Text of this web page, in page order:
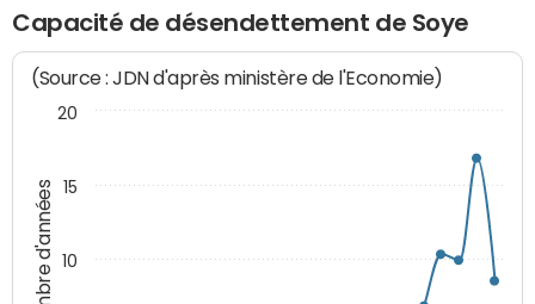
Capacité de désendettement de Soye
Nombre d'années
(Source : JDN d'après ministère de l'Economie)
10
15
20